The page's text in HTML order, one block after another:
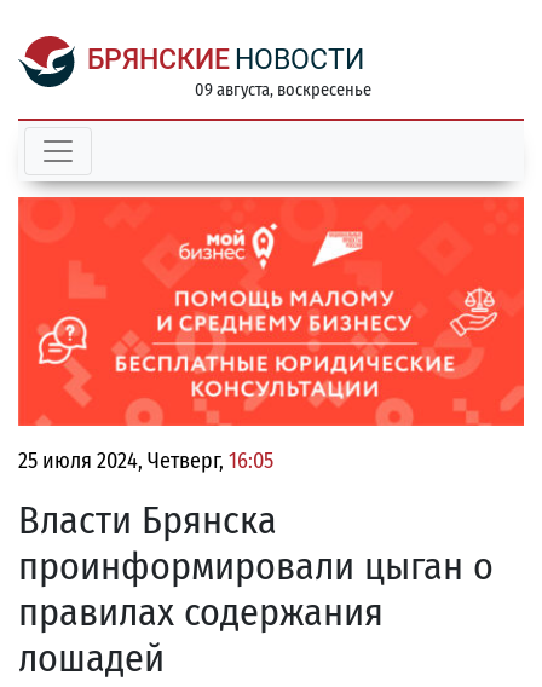
БРЯНСКИЕ НОВОСТИ
09 августа, воскресенье
25 июля 2024, Четверг, 16:05
Власти Брянска
проинформировали цыган о
правилах содержания
лошадей